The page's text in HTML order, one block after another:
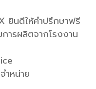
ยินดีให้คำปรึกษาฟรี
ารผลิตจากโรงงาน
ำหน่าย